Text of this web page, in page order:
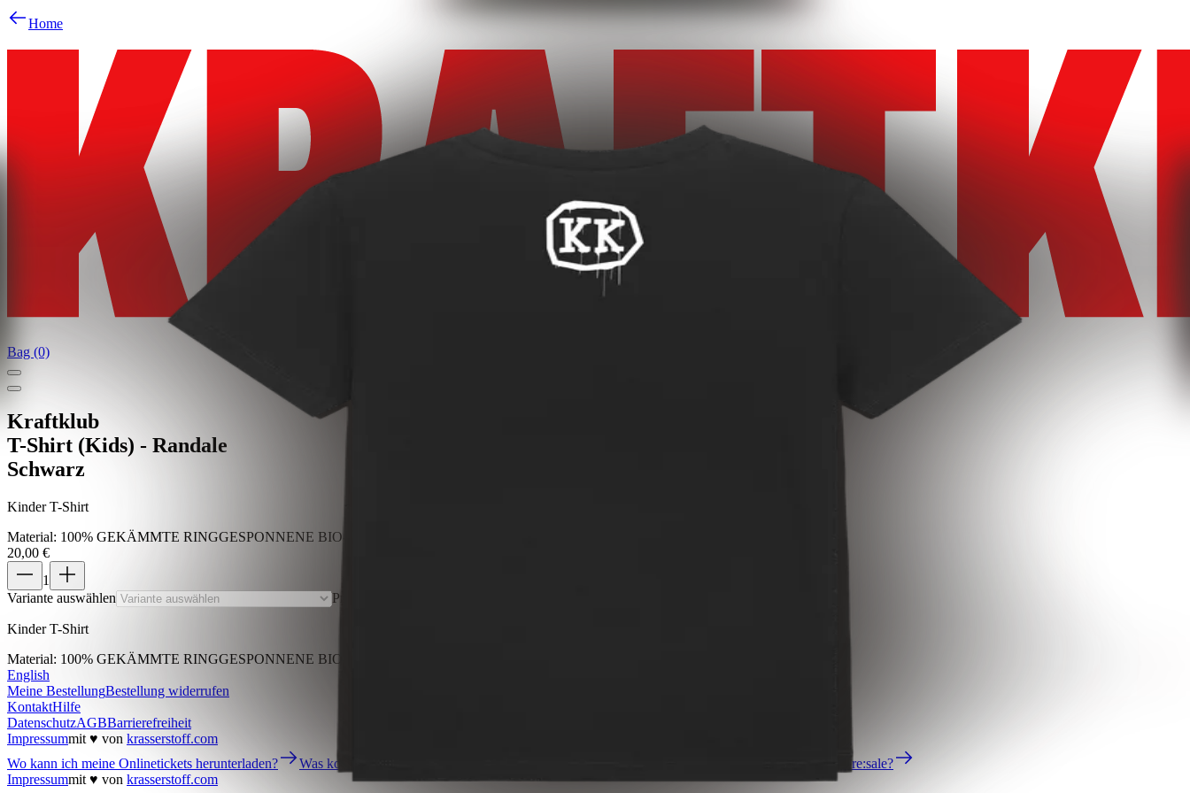
Home
Bag (0)
Kraftklub
T-Shirt (Kids) - Randale
Schwarz
Kinder T-Shirt
Material: 100% GEKÄMMTE RINGGESPONNENE BIO-BAUMWOLLE, 155 GSM
20,00 €
1
Variante auswählen
Preis inkl. der gesetzl. MwSt., zzgl. 5,99 € Versandkosten
Kinder T-Shirt
Material: 100% GEKÄMMTE RINGGESPONNENE BIO-BAUMWOLLE, 155 GSM
English
Meine BestellungBestellung widerrufen
KontaktHilfe
DatenschutzAGBBarrierefreiheit
Impressummit ♥ von krasserstoff.com
Wo kann ich meine Onlinetickets herunterladen?
Was kostet der Versand?
Was ist der re:sale?
Impressummit ♥ von krasserstoff.com